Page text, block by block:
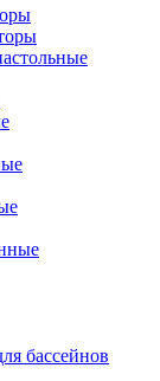
бассейнов